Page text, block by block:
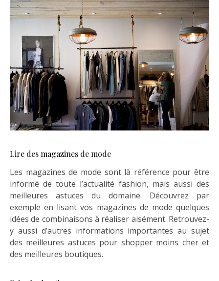
Lire des magazines de mode
Les magazines de mode sont là référence pour être
informé de toute l’actualité fashion, mais aussi des
meilleures astuces du domaine. Découvrez par
exemple en lisant vos magazines de mode quelques
idées de combinaisons à réaliser aisément. Retrouvez-
y aussi d’autres informations importantes au sujet
des meilleures astuces pour shopper moins cher et
des meilleures boutiques.